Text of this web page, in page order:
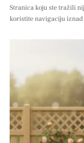
Stranica koju ste tražili
koristite navigaciju